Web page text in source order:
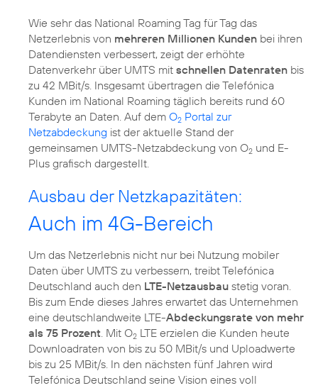
Wie sehr das National Roaming Tag für Tag das
Netzerlebnis von mehreren Millionen Kunden bei ihren
Datendiensten verbessert, zeigt der erhöhte
Datenverkehr über UMTS mit schnellen Datenraten bis
zu 42 MBit/s. Insgesamt übertragen die Telefónica
Kunden im National Roaming täglich bereits rund 60
Terabyte an Daten. Auf dem O2 Portal zur
Netzabdeckung ist der aktuelle Stand der
gemeinsamen UMTS-Netzabdeckung von O2 und E-
Plus grafisch dargestellt.
Ausbau der Netzkapazitäten:
Auch im 4G-Bereich
Um das Netzerlebnis nicht nur bei Nutzung mobiler
Daten über UMTS zu verbessern, treibt Telefónica
Deutschland auch den LTE-Netzausbau stetig voran.
Bis zum Ende dieses Jahres erwartet das Unternehmen
eine deutschlandweite LTE-Abdeckungsrate von mehr
als 75 Prozent. Mit O2 LTE erzielen die Kunden heute
Downloadraten von bis zu 50 MBit/s und Uploadwerte
bis zu 25 MBit/s. In den nächsten fünf Jahren wird
Telefónica Deutschland seine Vision eines voll